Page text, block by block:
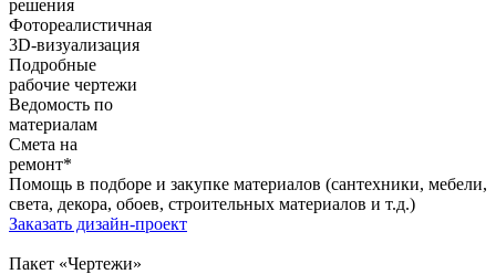
решения
Фотореалистичная
3D-визуализация
Подробные
рабочие чертежи
Ведомость по
материалам
Смета на
ремонт*
Помощь в подборе и закупке материалов (сантехники, мебели,
света, декора, обоев, строительных материалов и т.д.)
Заказать дизайн-проект
Пакет «Чертежи»